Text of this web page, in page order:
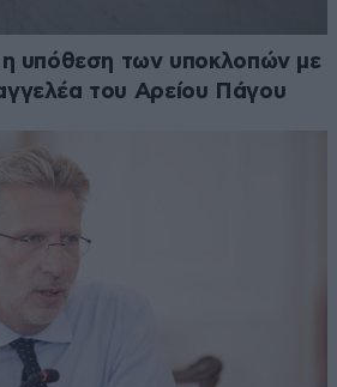
η υπόθεση των υποκλοπών με
του Αρείου Πάγου